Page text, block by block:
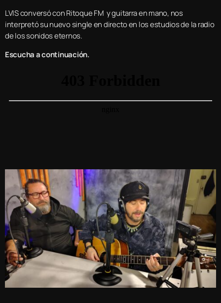
LVIS conversó con Ritoque FM y guitarra en mano, nos
interpretó su nuevo single en directo en los estudios de la radio
de los sonidos eternos.
Escucha a continuación.